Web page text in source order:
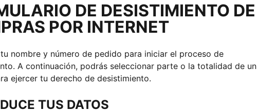
DE DESISTIMIENTO DE
POR INTERNET
nombre y número de pedido para iniciar el proceso de
A continuación, podrás seleccionar parte o la totalidad de un
ejercer tu derecho de desistimiento.
TUS DATOS